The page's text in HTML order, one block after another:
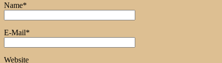
Name*
E-Mail*
Website